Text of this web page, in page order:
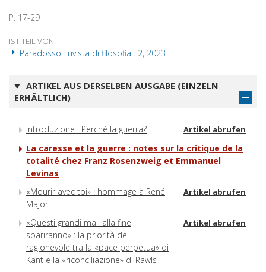
P. 17-29
IST TEIL VON
Paradosso : rivista di filosofia : 2, 2023
ARTIKEL AUS DERSELBEN AUSGABE (EINZELN
ERHÄLTLICH)
Introduzione : Perché la guerra? Artikel abrufen
La caresse et la guerre : notes sur la critique de la
totalité chez Franz Rosenzweig et Emmanuel
Levinas
«Mourir avec toi» : hommage à René
Major
Artikel abrufen
«Questi grandi mali alla fine
spariranno» : la priorità del
ragionevole tra la «pace perpetua» di
Kant e la «riconciliazione» di Rawls
Artikel abrufen